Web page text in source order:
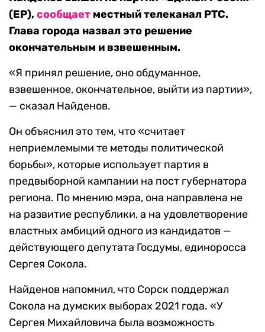
(ЕР),сообщает местный телеканал РТС.
Глава города назвал это решение
окончательным и взвешенным.
«Я принял решение, оно обдуманное,
взвешенное, окончательное, выйти из партии»,
— сказал Найденов.
Он объяснил это тем, что «считает
неприемлемыми те методы политической
борьбы», которые использует партия в
предвыборной кампании на пост губернатора
региона. По мнению мэра, она направлена не
на развитие республики, а на удовлетворение
властных амбиций одного из кандидатов —
действующего депутата Госдумы, единоросса
Сергея Сокола.
Найденов напомнил, что Сорск поддержал
Сокола на думских выборах 2021 года. «У
Сергея Михайловича была возможность